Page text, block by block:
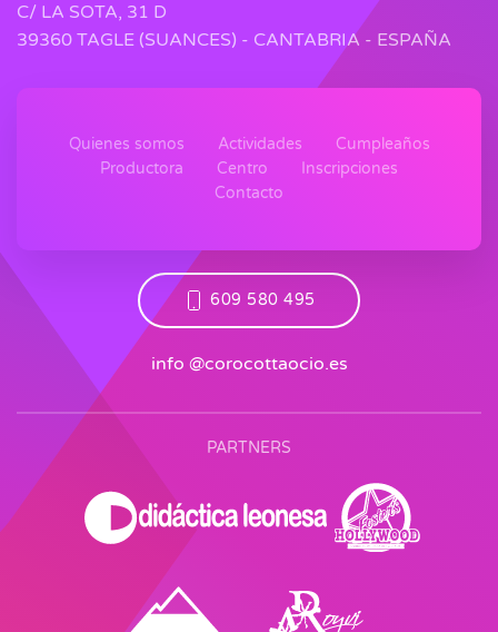
C/ LA SOTA, 31 D
39360 TAGLE (SUANCES) - CANTABRIA - ESPAÑA
Quienes somos Actividades
Cumpleaños
Productora
Centro
Inscripciones
Contacto
609 580 495
info @corocottaocio.es
PARTNERS